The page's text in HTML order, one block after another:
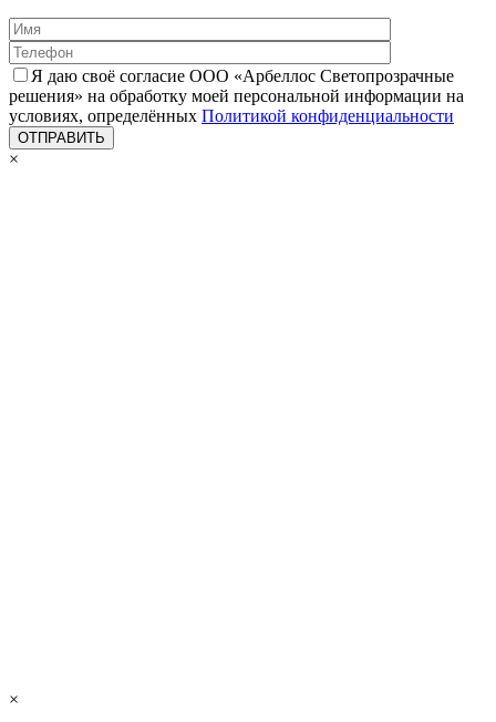
Я даю своё согласие ООО «Арбеллос Светопрозрачные
решения» на обработку моей персональной информации на
условиях, определённых Политикой конфиденциальности
×
×